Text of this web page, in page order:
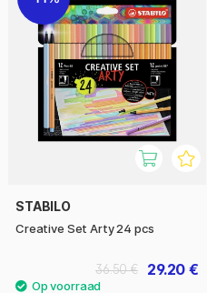
STABILO
Creative Set Arty 24 pcs
29.20 €
36.50 €